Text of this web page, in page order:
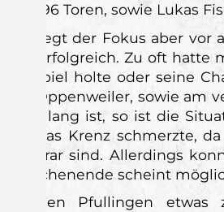
mit 96 Toren, sowie Lukas
liegt der Fokus aber
erfolgreich. Zu oft
ins Spiel holte oder seine
Oppenweiler, sowie
lang ist, so ist die
Jonas Krenz schmerzte,
rar sind. Allerdings
Wochenende scheint
gegen Pfullingen